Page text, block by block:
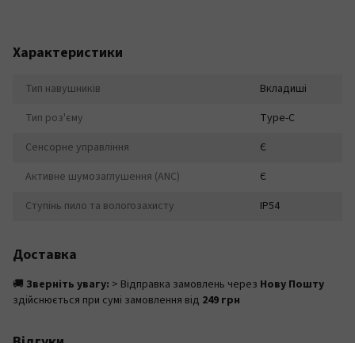
Характеристики
Тип навушників
Вкладиші
Тип роз'єму
Type-C
Сенсорне управління
Є
Активне шумозаглушення (ANC)
Є
Ступінь пило та вологозахисту
IP54
Доставка
🚚 Зверніть увагу: > Відправка замовлень через Нову Пошту
здійснюється при сумі замовлення від 249 грн